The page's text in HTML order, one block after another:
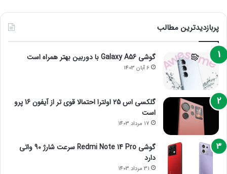
پربازدیدترین مطالب
گوشی Galaxy A56 با دوربین بهتر همراه است
6 آبان 1403
گلکسی اس 25 اولترا احتمالا قوی تر از آیفون 16 پرو
است
17 مرداد 1403
گوشی Redmi Note 14 Pro سرعت شارژ 90 واتی
دارد
31 مرداد 1403